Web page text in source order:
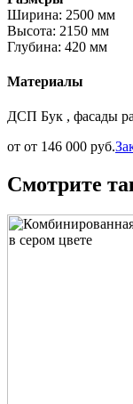
Ширина: 2500 мм
Высота: 2150 мм
Глубина: 420 мм
Материалы
ДСП Бук , фасады
от от 146 000 руб.
Смотрите